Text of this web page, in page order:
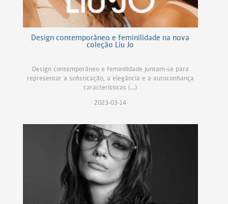
Design contemporâneo e feminilidade na nova
coleção Liu Jo
Design contemporâneo e feminilidade juntam-se para
representar a sofisticação, a elegância e a autoconfiança
características (...)
2023-03-14